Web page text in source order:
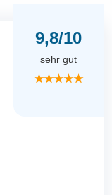
9,8/10
sehr gut
★★★★★